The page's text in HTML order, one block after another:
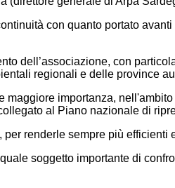
con quanto portato
dell’associazione, con
regionali e delle province
importanza,
al Piano nazionale di
renderle sempre più
soggetto importante di